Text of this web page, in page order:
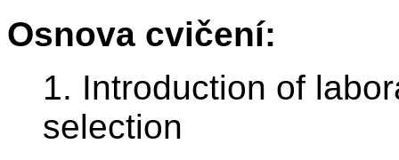
Osnova cvičení:
1. Introduction of
selection